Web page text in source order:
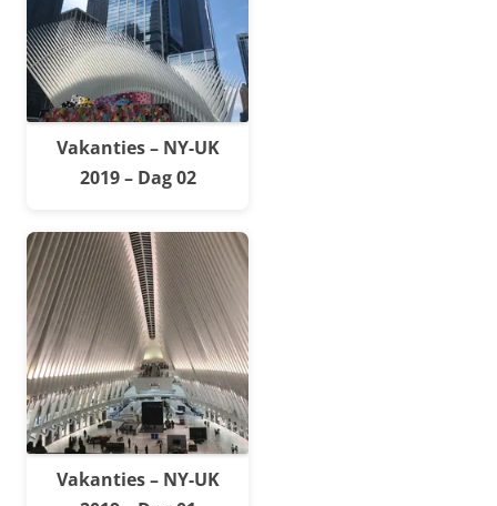
Vakanties – NY-UK
2019 – Dag 02
Vakanties – NY-UK